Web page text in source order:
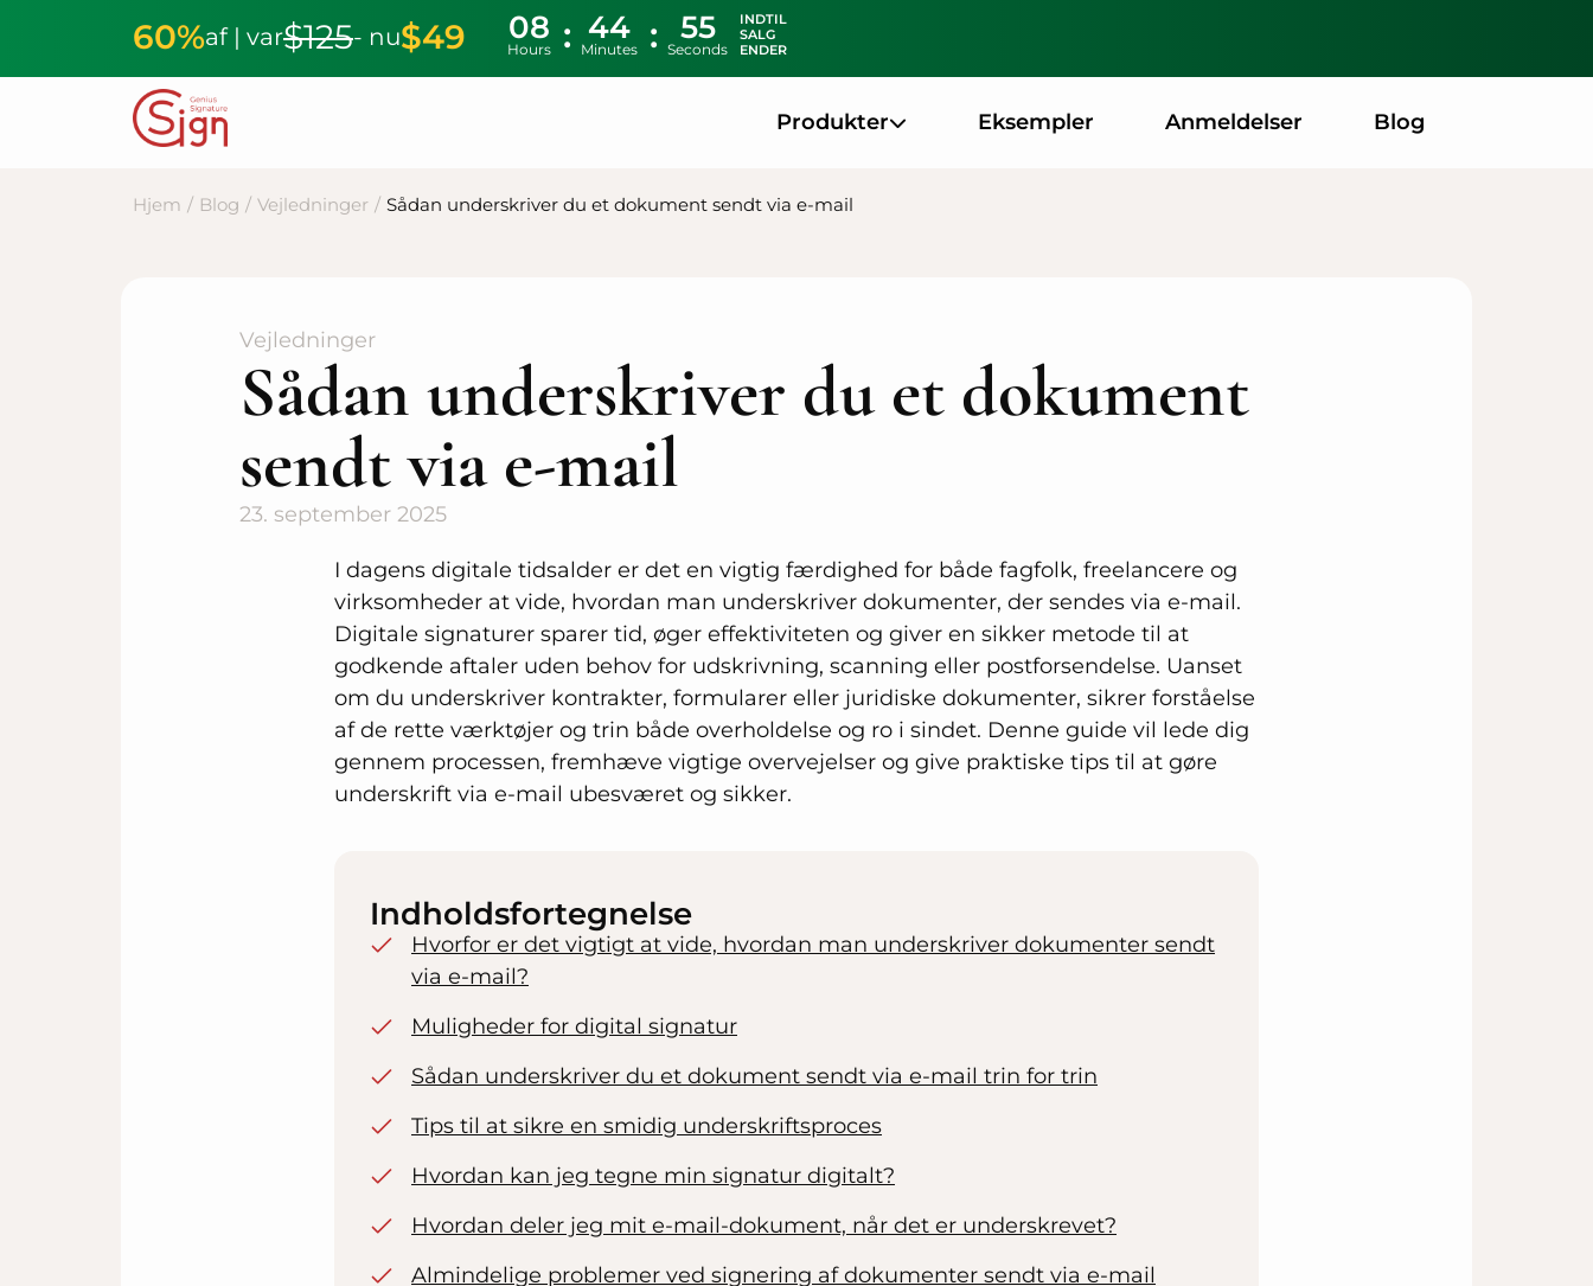
60%af | var$125- nu$49 08
Hours
44
Minutes
54
Seconds
INDTIL
SALG
ENDER
Produkter Eksempler Anmeldelser Blog
Hjem / Blog / Vejledninger / Sådan underskriver du et dokument sendt via e-mail
Vejledninger
Sådan underskriver du et dokument
sendt via e-mail
23. september 2025
I dagens digitale tidsalder er det en vigtig færdighed for både fagfolk, freelancere og
virksomheder at vide, hvordan man underskriver dokumenter, der sendes via e-mail.
Digitale signaturer sparer tid, øger effektiviteten og giver en sikker metode til at
godkende aftaler uden behov for udskrivning, scanning eller postforsendelse. Uanset
om du underskriver kontrakter, formularer eller juridiske dokumenter, sikrer forståelse
af de rette værktøjer og trin både overholdelse og ro i sindet. Denne guide vil lede dig
gennem processen, fremhæve vigtige overvejelser og give praktiske tips til at gøre
underskrift via e-mail ubesværet og sikker.
Indholdsfortegnelse
Hvorfor er det vigtigt at vide, hvordan man underskriver dokumenter sendt
via e-mail?
Muligheder for digital signatur
Sådan underskriver du et dokument sendt via e-mail trin for trin
Tips til at sikre en smidig underskriftsproces
Hvordan kan jeg tegne min signatur digitalt?
Hvordan deler jeg mit e-mail-dokument, når det er underskrevet?
Almindelige problemer ved signering af dokumenter sendt via e-mail